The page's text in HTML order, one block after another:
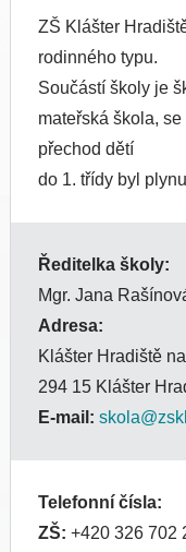
ZŠ Klášter
rodinného typu.
Součástí školy je
mateřská škola,
přechod dětí
do 1. třídy byl
Ředitelka školy:
Mgr. Jana
Adresa:
Klášter Hradiště
294 15 Klášter
E-mail:
Telefonní čísla:
ZŠ: +420 326 702